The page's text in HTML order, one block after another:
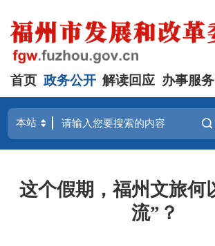
首页 政务公开 解读回应 办事服务
这个假期，福州文旅何
流”？